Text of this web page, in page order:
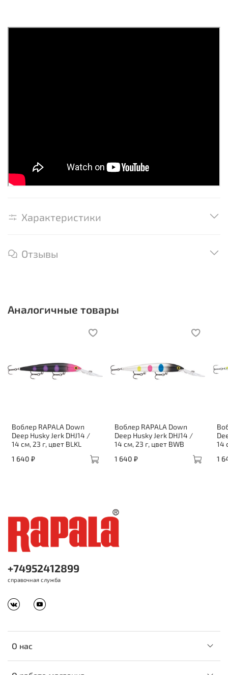
Характеристики
Отзывы
Аналогичные товары
Воблер RAPALA Down
Deep Husky Jerk DHJ14 /
14 см, 23 г, цвет BLKL
1 640 ₽
Воблер RAPALA Down
Deep Husky Jerk DHJ14 /
14 см, 23 г, цвет BWB
1 640 ₽
14
1
О нас
+74952412899
справочная служба